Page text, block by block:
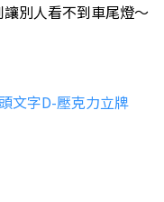
別人看不到車尾燈～